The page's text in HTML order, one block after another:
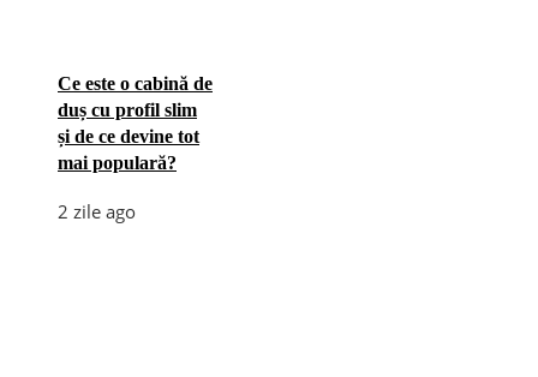
Ce este o cabină de
duș cu profil slim
și de ce devine tot
mai populară?
2 zile ago